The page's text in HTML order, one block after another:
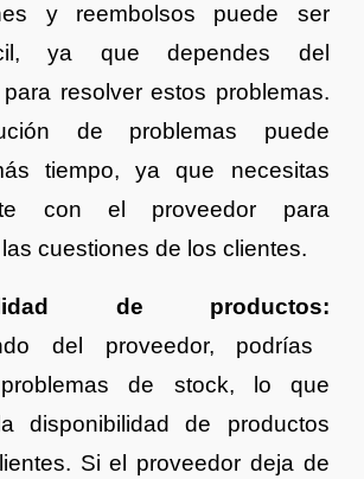
y reembolsos puede ser
ya que dependes del
resolver estos problemas.
de problemas puede
tiempo, ya que necesitas
con el proveedor para
cuestiones de los clientes.
de productos:
del proveedor, podrías
de stock, lo que
disponibilidad de productos
Si el proveedor deja de